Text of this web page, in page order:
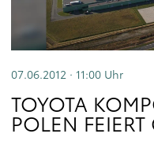
07.06.2012 · 11:00 Uhr
TOYOTA
POLEN FEIERT